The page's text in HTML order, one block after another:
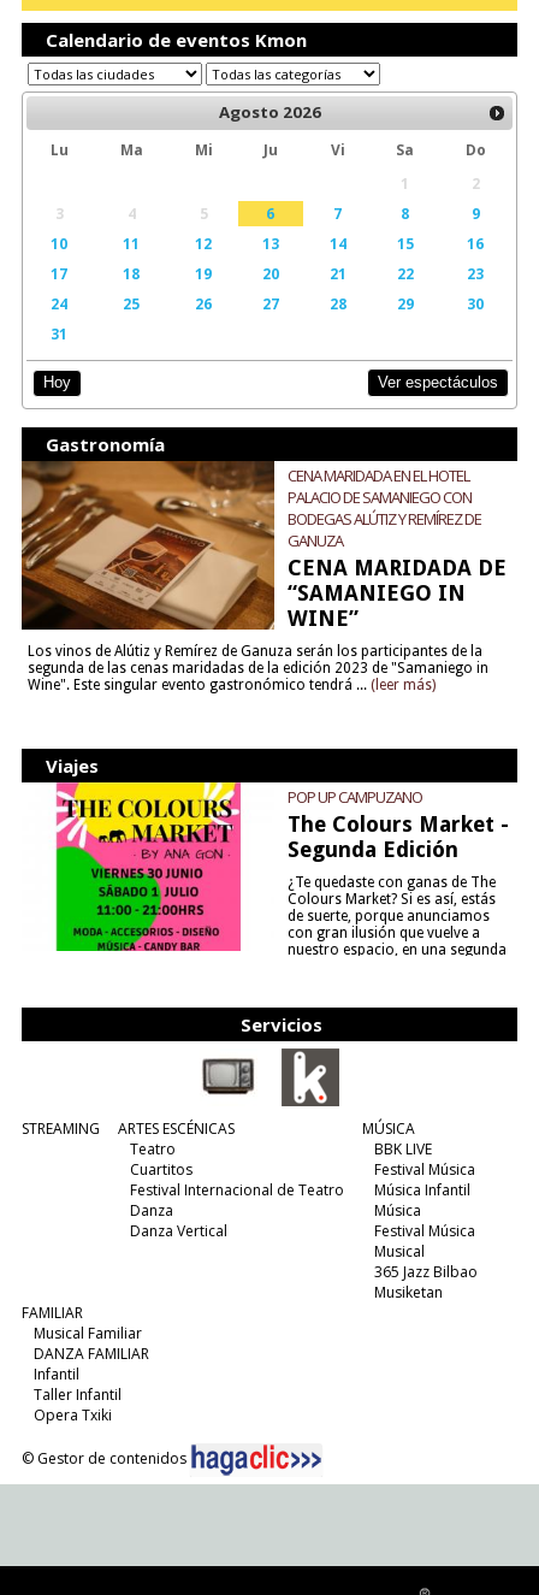
Calendario de eventos Kmon
Agosto 2026
Lu Ma Mi Ju Vi Sa
Do
1
2
3
4 5 6 7 8
9
10
11 12 13 14 15
16
17
18 19 20 21 22
23
24
25 26 27 28 29
30
31
Hoy Ver espectáculos
Gastronomía
CENA MARIDADA EN EL HOTEL
PALACIO DE SAMANIEGO CON
BODEGAS ALÚTIZ Y REMÍREZ DE
GANUZA
CENA MARIDADA DE
“SAMANIEGO IN
WINE”
Los vinos de Alútiz y Remírez de Ganuza serán los participantes de la
segunda de las cenas maridadas de la edición 2023 de "Samaniego in
Wine". Este singular evento gastronómico tendrá ... (leer más)
Viajes
POP UP CAMPUZANO
The Colours Market -
Segunda Edición
¿Te quedaste con ganas de The
Colours Market? Si es así, estás
de suerte, porque anunciamos
con gran ilusión que vuelve a
nuestro espacio, en una segunda
Servicios
STREAMING
ARTES ESCÉNICAS
Teatro
Cuartitos
Festival Internacional de Teatro
Danza
Danza Vertical
MÚSICA
BBK LIVE
Festival Música
Música Infantil
Música
Festival Música
Musical
365 Jazz Bilbao
Musiketan
FAMILIAR
Musical Familiar
DANZA FAMILIAR
Infantil
Taller Infantil
Opera Txiki
© Gestor de contenidos